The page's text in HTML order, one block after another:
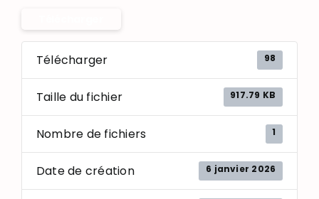
Télécharger 98
Taille du fichier 917.79 KB
Nombre de fichiers 1
Date de création 6 janvier 2026